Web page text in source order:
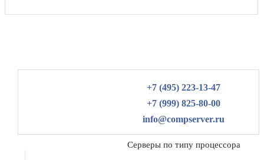
+7 (495) 223-13-47
+7 (999) 825-80-00
info@compserver.ru
Серверы по типу процессора